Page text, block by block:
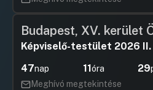
Budapest, XV. kerület
Képviselő-testület 2026
47nap 11óra 29
Meghívó megtekintése